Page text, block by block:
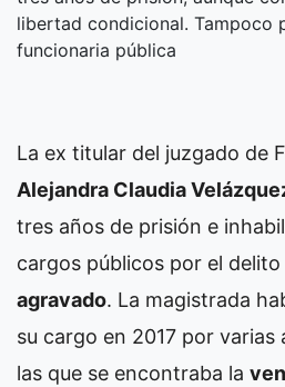
libertad condicional. Tampoco
funcionaria pública
La ex titular del juzgado de
Alejandra Claudia
tres años de prisión e
cargos públicos por el delito
agravado. La magistrada
su cargo en 2017 por varias
las que se encontraba la